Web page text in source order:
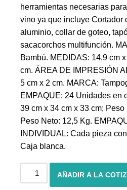
herramientas necesarias
vino ya que incluye Cortador
aluminio, collar de goteo,
sacacorchos multifunción.
Bambú. MEDIDAS: 14,9 cm
cm. ÁREA DE IMPRESIÓN
5 cm x 2 cm. MARCA:
EMPAQUE: 24 Unidades en
39 cm x 34 cm x 33 cm; Peso
Peso Neto: 12,5 Kg.
INDIVIDUAL: Cada pieza
Caja blanca.
AÑADIR A LA